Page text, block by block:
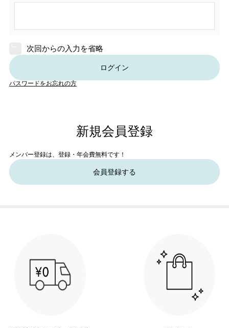
次回からの入力を省略
ログイン
パスワードをお忘れの方
新規会員登録
メンバー登録は、登録・年会費無料です！
会員登録する